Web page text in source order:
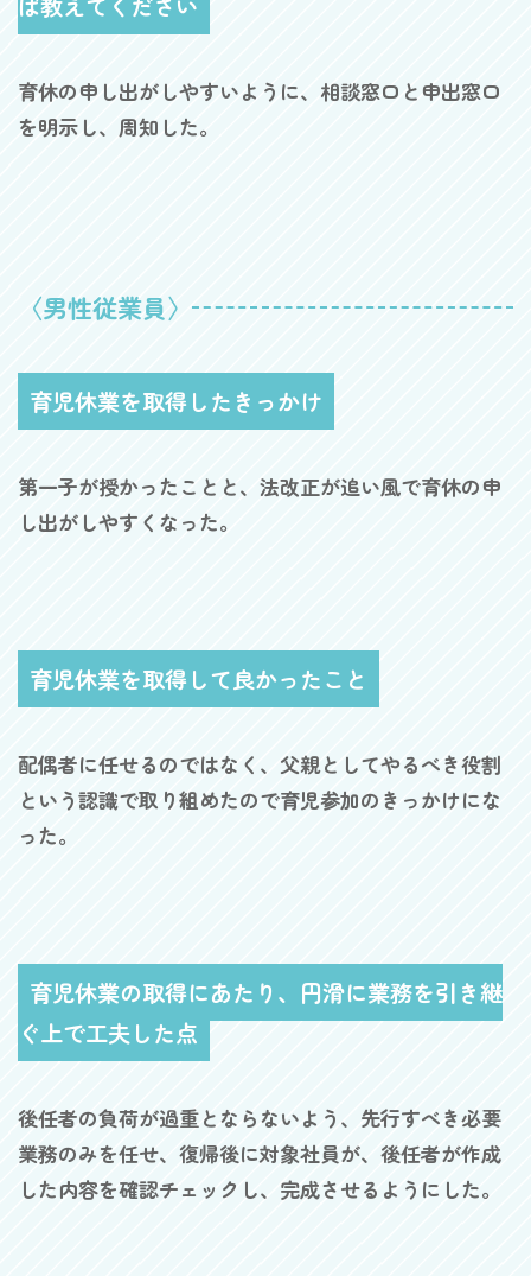
育休の申し出がしやすいように、相談窓口と申出窓口
を明示し、周知した。
〈男性従業員〉
育児休業を取得したきっかけ
第一子が授かったことと、法改正が追い風で育休の申
し出がしやすくなった。
育児休業を取得して良かったこと
配偶者に任せるのではなく、父親としてやるべき役割
という認識で取り組めたので育児参加のきっかけにな
った。
育児休業の取得にあたり、円滑に業務を引き継
ぐ上で工夫した点
後任者の負荷が過重とならないよう、先行すべき必要
業務のみを任せ、復帰後に対象社員が、後任者が作成
した内容を確認チェックし、完成させるようにした。